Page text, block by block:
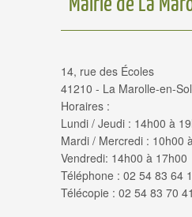
14, rue des Écoles
41210 - La Marolle-en-
Horaires :
Lundi / Jeudi : 14h00 à
Mardi / Mercredi : 10h00
Vendredi: 14h00 à 17h00
Téléphone : 02 54 83 64
Télécopie : 02 54 83 70 41